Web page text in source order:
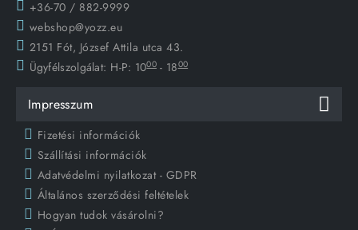
+36-70 / 882-9999
webshop@yozz.eu
2151 Fót, József Attila utca 43.
Ügyfélszolgálat: H-P: 1000 - 1800
Impresszum
Fizetési információk
Szállítási információk
Adatvédelmi nyilatkozat - GDPR
Általános szerződési feltételek
Hogyan tudok vásárolni?